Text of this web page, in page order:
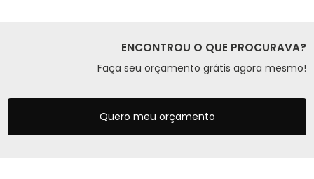
ENCONTROU O QUE PROCURAVA?
Faça seu orçamento grátis agora mesmo!
Quero meu orçamento